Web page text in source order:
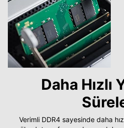
Daha Hızlı
Verimli DDR4 sayesinde daha